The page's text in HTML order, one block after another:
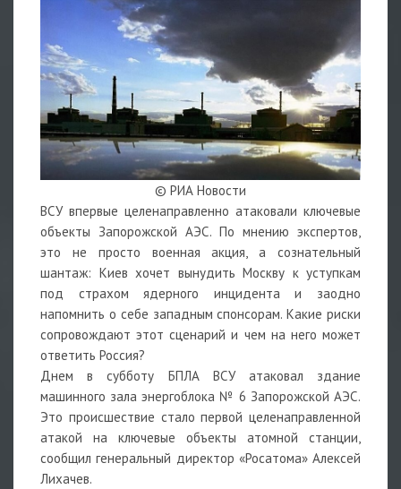
© РИА Новости
ВСУ впервые целенаправленно атаковали ключевые
объекты Запорожской АЭС. По мнению экспертов,
это не просто военная акция, а сознательный
шантаж: Киев хочет вынудить Москву к уступкам
под страхом ядерного инцидента и заодно
напомнить о себе западным спонсорам. Какие риски
сопровождают этот сценарий и чем на него может
ответить Россия?
Днем в субботу БПЛА ВСУ атаковал здание
машинного зала энергоблока № 6 Запорожской АЭС.
Это происшествие стало первой целенаправленной
атакой на ключевые объекты атомной станции,
сообщил генеральный директор «Росатома» Алексей
Лихачев.